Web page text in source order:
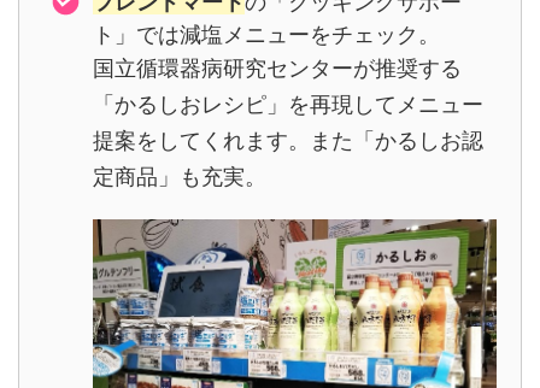
ト」では減塩メニューをチェック。
国立循環器病研究センターが推奨する
「かるしおレシピ」を再現してメニュー
提案をしてくれます。また「かるしお認
定商品」も充実。